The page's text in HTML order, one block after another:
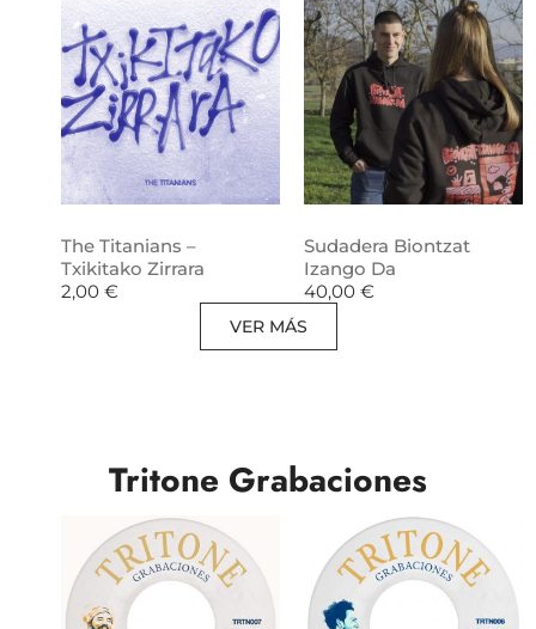
The Titanians –
Txikitako Zirrara
2,00 €
Sudadera Biontzat
Izango Da
40,00 €
VER MÁS
Tritone Grabaciones